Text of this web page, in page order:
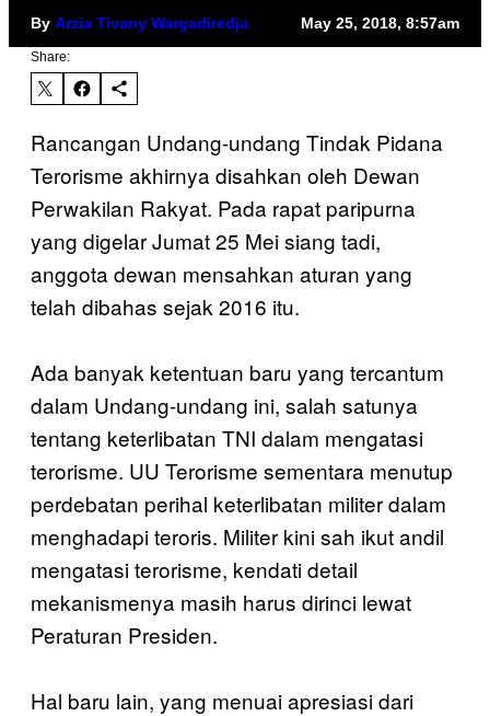
By Arzia Tivany Wargadiredja May 25, 2018, 8:57am
Share:
Rancangan Undang-undang Tindak Pidana
Terorisme akhirnya disahkan oleh Dewan
Perwakilan Rakyat. Pada rapat paripurna
yang digelar Jumat 25 Mei siang tadi,
anggota dewan mensahkan aturan yang
telah dibahas sejak 2016 itu.
Ada banyak ketentuan baru yang tercantum
dalam Undang-undang ini, salah satunya
tentang keterlibatan TNI dalam mengatasi
terorisme. UU Terorisme sementara menutup
perdebatan perihal keterlibatan militer dalam
menghadapi teroris. Militer kini sah ikut andil
mengatasi terorisme, kendati detail
mekanismenya masih harus dirinci lewat
Peraturan Presiden.
Hal baru lain, yang menuai apresiasi dari